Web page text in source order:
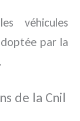
véhicules
par la
de la Cnil